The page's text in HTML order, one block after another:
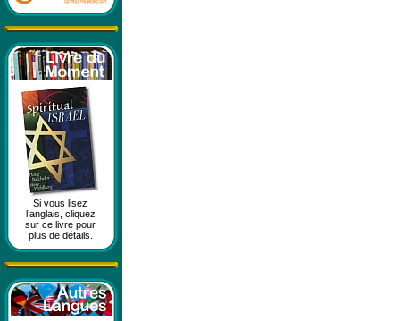
Si vous lisez
l’anglais, cliquez
sur ce livre pour
plus de détails.